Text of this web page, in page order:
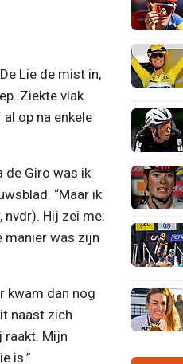
Lie de mist in,
Ziekte vlak
op na enkele
de Giro was ik
“Maar ik
Hij zei me:
manier was zijn
kwam dan nog
naast zich
raakt. Mijn
is.”